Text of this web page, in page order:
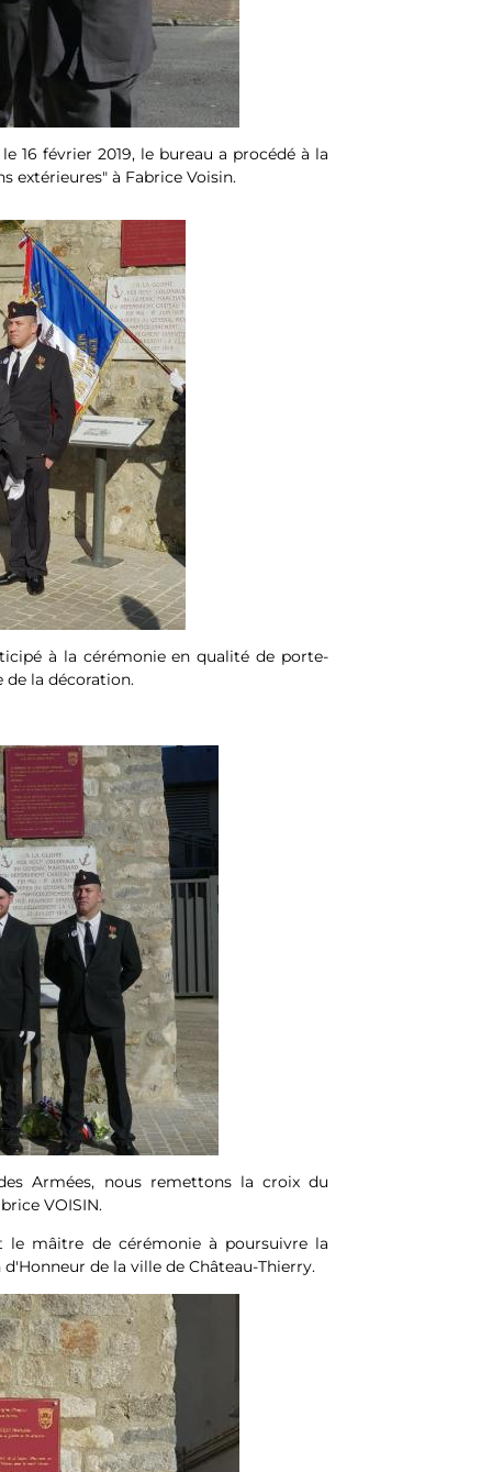
16 février 2019, le bureau a procédé à la
extérieures" à Fabrice Voisin.
à la cérémonie en qualité de porte-
de la décoration.
Armées, nous remettons la croix du
VOISIN.
le mâitre de cérémonie à poursuivre la
de la ville de Château-Thierry.